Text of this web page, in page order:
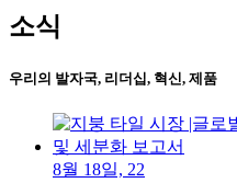
소식
우리의 발자국, 리더십, 혁신, 제품
8월 18일, 22